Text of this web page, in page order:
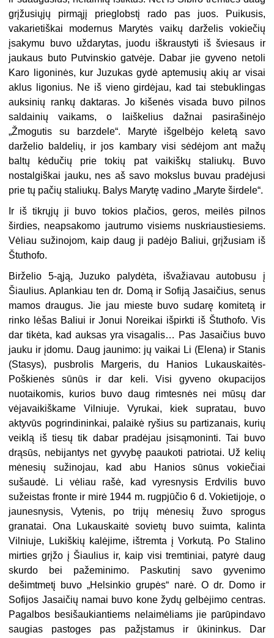
grįžusiųjų pirmąjį prieglobstį rado pas juos. Puikusis,
vakarietiškai modernus Marytės vaikų darželis vokiečių
įsakymu buvo uždarytas, juodu iškraustyti iš šviesaus ir
jaukaus buto Putvinskio gatvėje. Dabar jie gyveno netoli
Karo ligoninės, kur Juzukas gydė aptemusių akių ar visai
aklus ligonius. Ne iš vieno girdėjau, kad tai stebuklingas
auksinių rankų daktaras. Jo kišenės visada buvo pilnos
saldainių vaikams, o laiškelius dažnai pasirašinėjo
„Žmogutis su barzdele“. Marytė išgelbėjo keletą savo
darželio baldelių, ir jos kambary visi sėdėjom ant mažų
baltų kėdučių prie tokių pat vaikiškų staliukų. Buvo
nostalgiškai jauku, nes aš savo mokslus buvau pradėjusi
prie tų pačių staliukų. Balys Marytę vadino „Maryte širdele“.
Ir iš tikrųjų ji buvo tokios plačios, geros, meilės pilnos
širdies, neapsakomo jautrumo visiems nuskriaustiesiems.
Vėliau sužinojom, kaip daug ji padėjo Baliui, grįžusiam iš
Štuthofo.
Birželio 5-ąją, Juzuko palydėta, išvažiavau autobusu į
Šiaulius. Aplankiau ten dr. Domą ir Sofiją Jasaičius, senus
mamos draugus. Jie jau mieste buvo sudarę komitetą ir
rinko lėšas Baliui ir Jonui Noreikai išpirkti iš Štuthofo. Vis
dar tikėta, kad auksas yra visagalis… Pas Jasaičius buvo
jauku ir įdomu. Daug jaunimo: jų vaikai Li (Elena) ir Stanis
(Stasys), pusbrolis Margeris, du Hanios Lukauskaitės-
Poškienės sūnūs ir dar keli. Visi gyveno okupacijos
nuotaikomis, kurios buvo daug rimtesnės nei mūsų dar
vėjavaikiškame Vilniuje. Vyrukai, kiek supratau, buvo
aktyvūs pogrindininkai, palaikė ryšius su partizanais, kurių
veiklą iš tiesų tik dabar pradėjau įsisąmoninti. Tai buvo
drąsūs, nebijantys net gyvybę paaukoti patriotai. Už kelių
mėnesių sužinojau, kad abu Hanios sūnus vokiečiai
sušaudė. Li vėliau rašė, kad vyresnysis Erdvilis buvo
sužeistas fronte ir mirė 1944 m. rugpjūčio 6 d. Vokietijoje, o
jaunesnysis, Vytenis, po trijų mėnesių žuvo sprogus
granatai. Ona Lukauskaitė sovietų buvo suimta, kalinta
Vilniuje, Lukiškių kalėjime, ištremta į Vorkutą. Po Stalino
mirties grįžo į Šiaulius ir, kaip visi tremtiniai, patyrė daug
skurdo bei pažeminimo. Paskutinį savo gyvenimo
dešimtmetį buvo „Helsinkio grupės“ narė. O dr. Domo ir
Sofijos Jasaičių namai buvo kone žydų gelbėjimo centras.
Pagalbos besišaukiantiems nelaimėliams jie parūpindavo
saugias pastoges pas pažįstamus ir ūkininkus. Dar